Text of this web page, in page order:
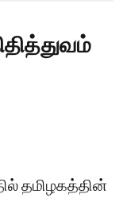
தமிழகத்தின்